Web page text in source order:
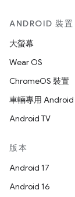
ANDROID 裝置
大螢幕
Wear OS
ChromeOS 裝置
車輛專用 Android
Android TV
版本
Android 17
Android 16